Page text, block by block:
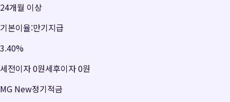
24개월 이상
기본이율:만기지급
3.40%
세전이자0원세후이자0원
MG New정기적금